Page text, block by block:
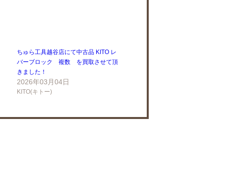
ちゅら工具越谷店にて中古品 KITO レ
バーブロック 複数 を買取させて頂
きました！
2026年03月04日
KITO(キトー)